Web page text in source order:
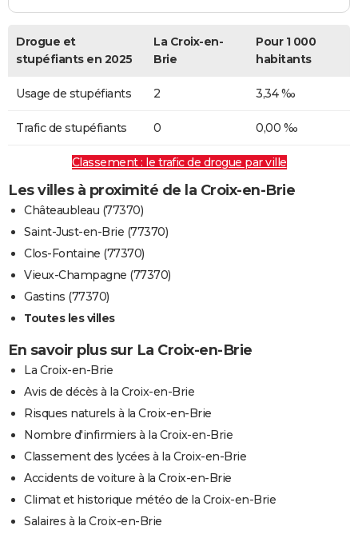
Drogue et
stupéfiants en 2025
La Croix-en-
Brie
Pour 1 000
habitants
Usage de stupéfiants 2 3,34 ‰
Trafic de stupéfiants 0 0,00 ‰
Classement : le trafic de drogue par ville
Les villes à proximité de la Croix-en-Brie
Châteaubleau (77370)
Saint-Just-en-Brie (77370)
Clos-Fontaine (77370)
Vieux-Champagne (77370)
Gastins (77370)
Toutes les villes
En savoir plus sur La Croix-en-Brie
La Croix-en-Brie
Avis de décès à la Croix-en-Brie
Risques naturels à la Croix-en-Brie
Nombre d'infirmiers à la Croix-en-Brie
Classement des lycées à la Croix-en-Brie
Accidents de voiture à la Croix-en-Brie
Climat et historique météo de la Croix-en-Brie
Salaires à la Croix-en-Brie